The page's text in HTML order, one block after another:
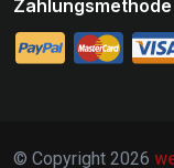
Zahlungsmethode
© Copyright 2026